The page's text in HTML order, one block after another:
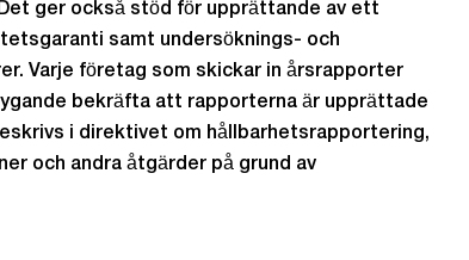
ger också stöd för upprättande av ett
samt undersöknings- och
Varje företag som skickar in årsrapporter
bekräfta att rapporterna är upprättade
i direktivet om hållbarhetsrapportering,
och andra åtgärder på grund av